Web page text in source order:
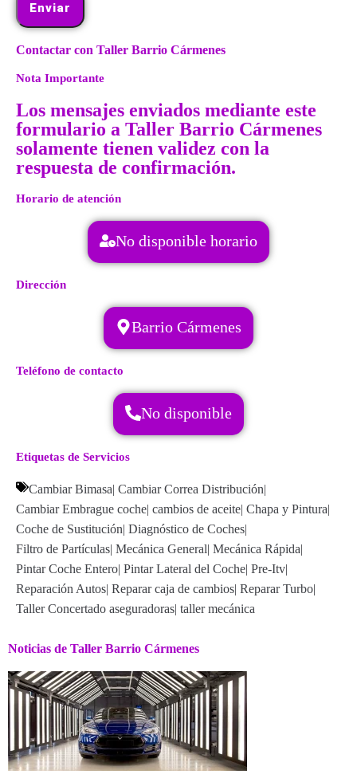
Enviar
Contactar con Taller Barrio Cármenes
Nota Importante
Los mensajes enviados mediante este
formulario a Taller Barrio Cármenes
solamente tienen validez con la
respuesta de confirmación.
Horario de atención
No disponible horario
Dirección
Barrio Cármenes
Teléfono de contacto
No disponible
Etiquetas de Servicios
Cambiar Bimasa| Cambiar Correa Distribución|
Cambiar Embrague coche| cambios de aceite| Chapa y Pintura|
Coche de Sustitución| Diagnóstico de Coches|
Filtro de Partículas| Mecánica General| Mecánica Rápida|
Pintar Coche Entero| Pintar Lateral del Coche| Pre-Itv|
Reparación Autos| Reparar caja de cambios| Reparar Turbo|
Taller Concertado aseguradoras| taller mecánica
Noticias de Taller Barrio Cármenes